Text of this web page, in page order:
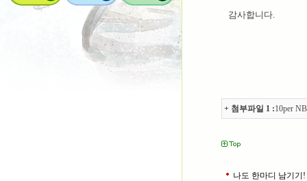
감사합니다.
+ 첨부파일 1 :10per
나도 한마디 남기기!